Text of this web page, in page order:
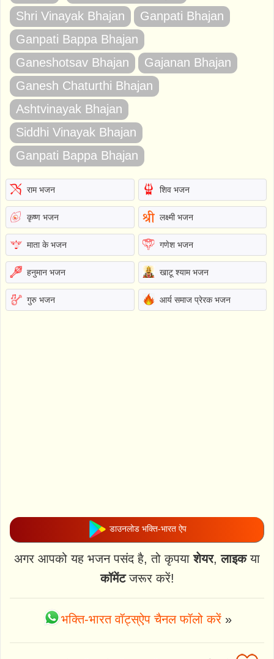
Shri Vinayak Bhajan
Ganpati Bhajan
Ganpati Bappa Bhajan
Ganeshotsav Bhajan
Gajanan Bhajan
Ganesh Chaturthi Bhajan
Ashtvinayak Bhajan
Siddhi Vinayak Bhajan
Ganpati Bappa Bhajan
राम भजन शिव भजन
कृष्ण भजन लक्ष्मी भजन
माता के भजन गणेश भजन
हनुमान भजन खाटू श्याम भजन
गुरु भजन आर्य समाज प्रेरक भजन
डाउनलोड भक्ति-भारत ऐप
अगर आपको यह भजन पसंद है, तो कृपयाशेयर,लाइकया
कॉमेंटजरूर करें!
भक्ति-भारत वॉट्स्ऐप चैनल फॉलो करें»